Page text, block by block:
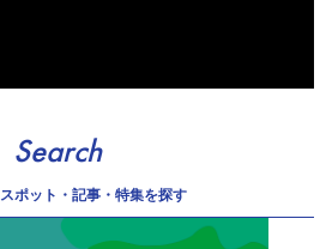
Search
スポット・記事・特集を探す